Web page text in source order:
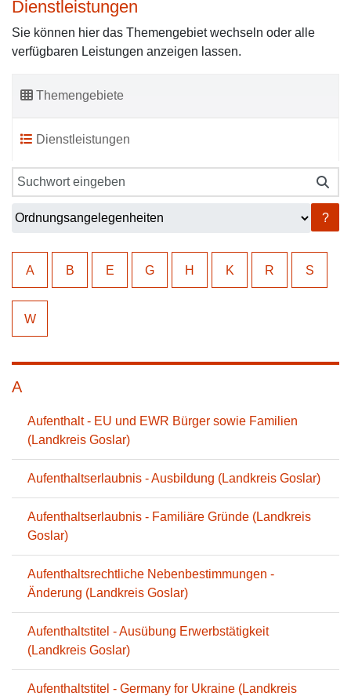
Dienstleistungen
Sie können hier das Themengebiet wechseln oder alle
verfügbaren Leistungen anzeigen lassen.
Themengebiete
Dienstleistungen
?
A B E G H K R S
W
A
Aufenthalt - EU und EWR Bürger sowie Familien
(Landkreis Goslar)
Aufenthaltserlaubnis - Ausbildung (Landkreis Goslar)
Aufenthaltserlaubnis - Familiäre Gründe (Landkreis
Goslar)
Aufenthaltsrechtliche Nebenbestimmungen -
Änderung (Landkreis Goslar)
Aufenthaltstitel - Ausübung Erwerbstätigkeit
(Landkreis Goslar)
Aufenthaltstitel - Germany for Ukraine (Landkreis